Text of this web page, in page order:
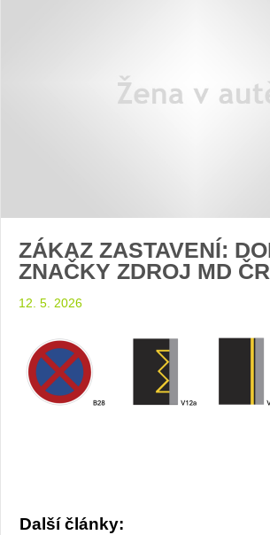
ZÁKAZ ZASTAVENÍ:
ZNAČKY ZDROJ MD ČR
12. 5. 2026
Další články: